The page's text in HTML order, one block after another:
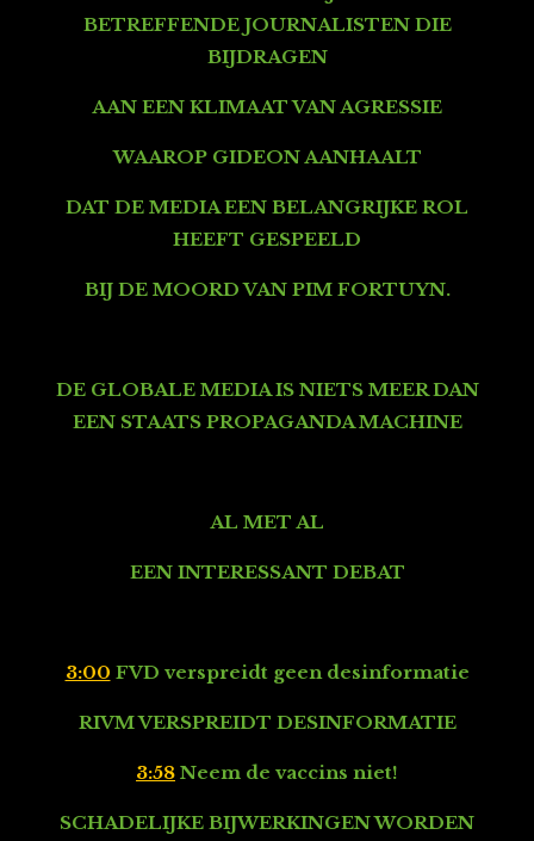
BETREFFENDE JOURNALISTEN DIE
BIJDRAGEN
AAN EEN KLIMAAT VAN AGRESSIE
WAAROP GIDEON AANHAALT
DAT DE MEDIA EEN BELANGRIJKE ROL
HEEFT GESPEELD
BIJ DE MOORD VAN PIM FORTUYN.
DE GLOBALE MEDIA IS NIETS MEER DAN
EEN STAATS PROPAGANDA MACHINE
AL MET AL
EEN INTERESSANT DEBAT
3:00 FVD verspreidt geen desinformatie
RIVM VERSPREIDT DESINFORMATIE
3:58 Neem de vaccins niet!
SCHADELIJKE BIJWERKINGEN WORDEN